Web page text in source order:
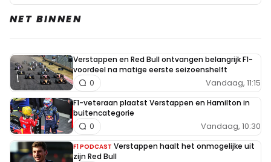
NET BINNEN
Verstappen en Red Bull ontvangen belangrijk F1-
voordeel na matige eerste seizoenshelft
Vandaag, 11:15
0
F1-veteraan plaatst Verstappen en Hamilton in
buitencategorie
Vandaag, 10:30
0
F1 PODCAST Verstappen haalt het onmogelijke uit
zijn Red Bull